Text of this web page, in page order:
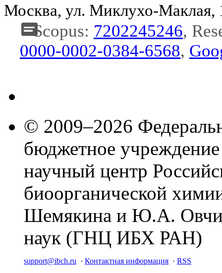
Москва, ул. Миклухо-
Scopus: 7202245246,
0000-0002-0384-6568,
© 2009–2026
бюджетное
научный центр
биоорганической
Шемякина и Ю.А.
наук (ГНЦ ИБХ РАН)
support@ibch.ru · Контактная информация · RSS